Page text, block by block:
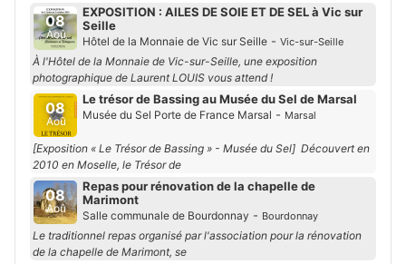
08
Aoû
EXPOSITION : AILES DE SOIE ET DE SEL à Vic sur
Seille
Hôtel de la Monnaie de Vic sur Seille - Vic-sur-Seille
À l'Hôtel de la Monnaie de Vic-sur-Seille, une exposition
photographique de Laurent LOUIS vous attend !
08
Aoû
Le trésor de Bassing au Musée du Sel de Marsal
Musée du Sel Porte de France Marsal - Marsal
[Exposition « Le Trésor de Bassing » - Musée du Sel] Découvert en
2010 en Moselle, le Trésor de
08
Aoû
Repas pour rénovation de la chapelle de
Marimont
Salle communale de Bourdonnay - Bourdonnay
Le traditionnel repas organisé par l'association pour la rénovation
de la chapelle de Marimont, se